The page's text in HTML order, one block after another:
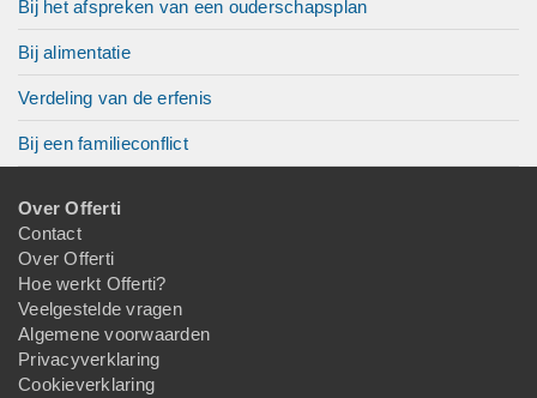
Bij het afspreken van een ouderschapsplan
Bij alimentatie
Verdeling van de erfenis
Bij een familieconflict
Over Offerti
Contact
Over Offerti
Hoe werkt Offerti?
Veelgestelde vragen
Algemene voorwaarden
Privacyverklaring
Cookieverklaring